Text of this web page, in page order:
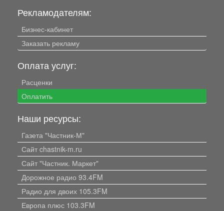
Рекламодателям:
Бизнес-кабинет
Заказать рекламу
Оплата услуг:
Расценки
Оплатить
Наши ресурсы:
Газета "Частник-М"
Сайт chastnik-m.ru
Сайт "Частник. Маркет"
Дорожное радио 93.4FM
Радио для двоих 105.3FM
Европа плюс 103.3FM